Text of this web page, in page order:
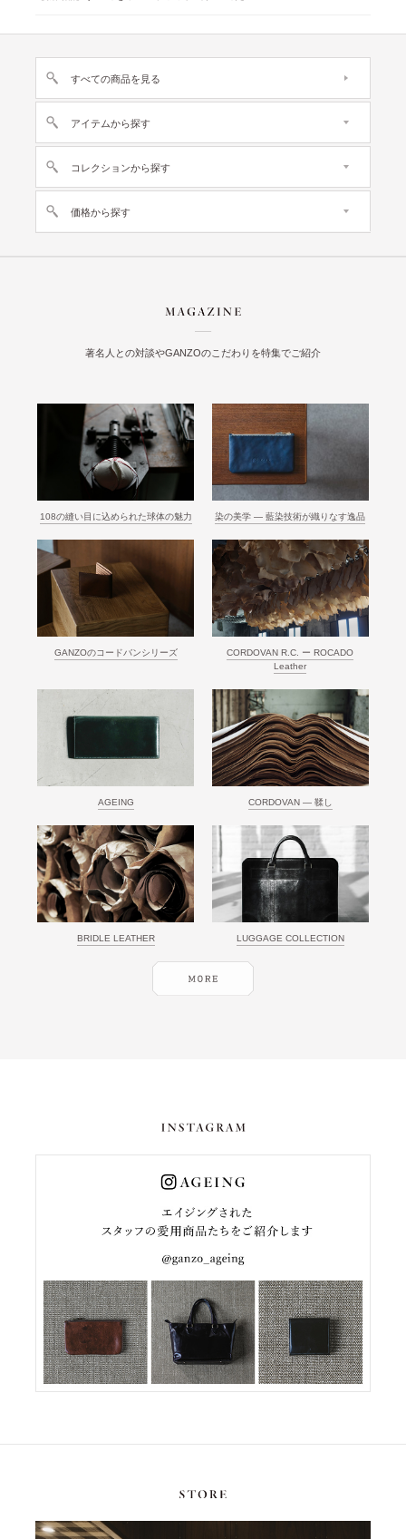
すべての商品を見る
アイテムから探す
コレクションから探す
価格から探す
著名人との対談やGANZOのこだわりを特集でご紹介
108の縫い目に込められた球体の魅力 染の美学 ― 藍染技術が織りなす逸品
GANZOのコードバンシリーズ
CORDOVAN R.C. ー ROCADO
Leather
AGEING CORDOVAN ― 鞣し
BRIDLE LEATHER LUGGAGE COLLECTION